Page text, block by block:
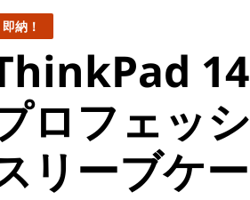
即納！
ロフェッ
リーブケ